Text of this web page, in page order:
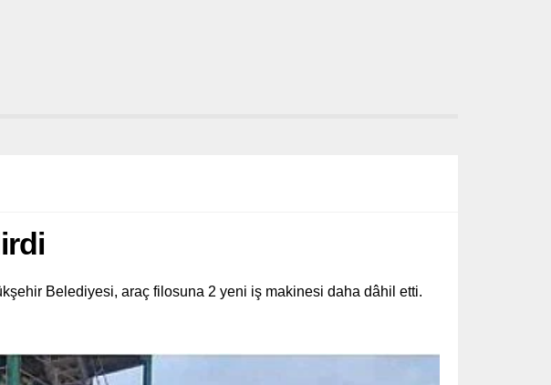
Belediyesi, araç filosuna 2 yeni iş makinesi daha dâhil etti.